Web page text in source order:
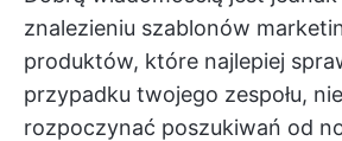
znalezieniu szablonów
produktów, które najlepiej
przypadku twojego zespołu,
rozpoczynać poszukiwań od